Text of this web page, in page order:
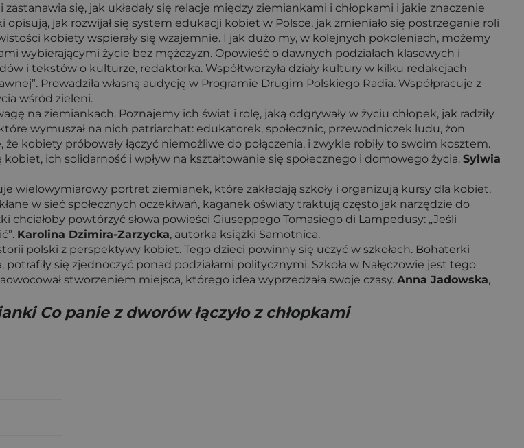
się, jak układały się relacje między ziemiankami i chłopkami i jakie znaczenie
jak rozwijał się system edukacji kobiet w Polsce, jak zmieniało się postrzeganie roli
kobiety wspierały się wzajemnie. I jak dużo my, w kolejnych pokoleniach, możemy
wybierającymi życie bez mężczyzn. Opowieść o dawnych podziałach klasowych i
i tekstów o kulturze, redaktorka. Współtworzyła działy kultury w kilku redakcjach
Prowadziła własną audycję w Programie Drugim Polskiego Radia. Współpracuje z
wśród zieleni.
na ziemiankach. Poznajemy ich świat i rolę, jaką odgrywały w życiu chłopek, jak radziły
wymuszał na nich patriarchat: edukatorek, społecznic, przewodniczek ludu, żon
kobiety próbowały łączyć niemożliwe do połączenia, i zwykle robiły to swoim kosztem.
ich solidarność i wpływ na kształtowanie się społecznego i domowego życia. Sylwia
wielowymiarowy portret ziemianek, które zakładają szkoły i organizują kursy dla kobiet,
w sieć społecznych oczekiwań, kaganek oświaty traktują często jak narzędzie do
powtórzyć słowa powieści Giuseppego Tomasiego di Lampedusy: „Jeśli
Karolina Dzimira-Zarzycka, autorka książki Samotnica.
polski z perspektywy kobiet. Tego dzieci powinny się uczyć w szkołach. Bohaterki
potrafiły się zjednoczyć ponad podziałami politycznymi. Szkoła w Nałęczowie jest tego
stworzeniem miejsca, którego idea wyprzedzała swoje czasy. Anna Jadowska,
Co panie z dworów łączyło z chłopkami